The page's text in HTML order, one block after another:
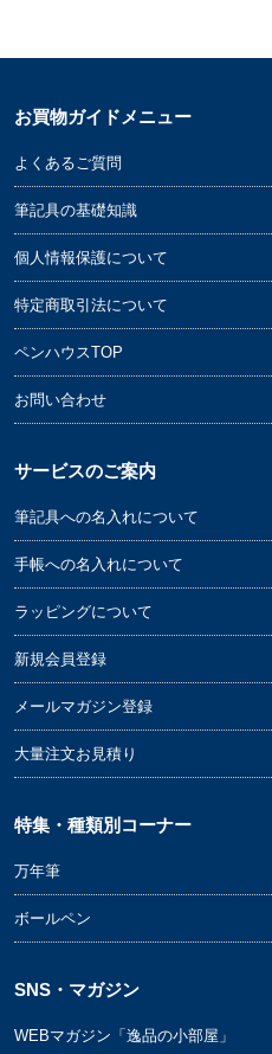
お買物ガイドメニュー
よくあるご質問
筆記具の基礎知識
個人情報保護について
特定商取引法について
ペンハウスTOP
お問い合わせ
サービスのご案内
筆記具への名入れについて
手帳への名入れについて
ラッピングについて
新規会員登録
メールマガジン登録
大量注文お見積り
特集・種類別コーナー
万年筆
ボールペン
SNS・マガジン
WEBマガジン「逸品の小部屋」